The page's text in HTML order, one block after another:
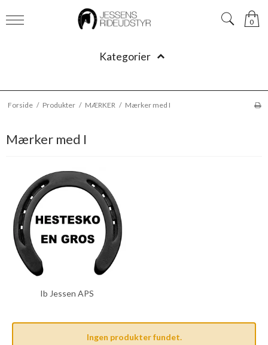
0
Kategorier
Forside / Produkter / MÆRKER / Mærker med I
Mærker med I
Ib Jessen APS
Ingen produkter fundet.